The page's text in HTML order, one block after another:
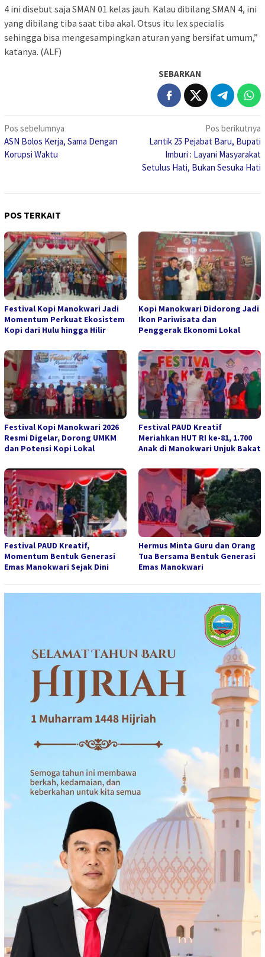
4 ini disebut saja SMAN 01 kelas jauh. Kalau dibilang SMAN 4, ini
yang dibilang tiba saat tiba akal. Otsus itu lex specialis
sehingga bisa mengesampingkan aturan yang bersifat umum,”
katanya. (ALF)
SEBARKAN
Navigasi
pos
Pos sebelumnya
ASN Bolos Kerja, Sama Dengan
Korupsi Waktu
Pos berikutnya
Lantik 25 Pejabat Baru, Bupati
Imburi : Layani Masyarakat
Setulus Hati, Bukan Sesuka Hati
POS TERKAIT
Festival Kopi Manokwari Jadi
Momentum Perkuat Ekosistem
Kopi dari Hulu hingga Hilir
Kopi Manokwari Didorong Jadi
Ikon Pariwisata dan
Penggerak Ekonomi Lokal
Festival Kopi Manokwari 2026
Resmi Digelar, Dorong UMKM
dan Potensi Kopi Lokal
Festival PAUD Kreatif
Meriahkan HUT RI ke-81, 1.700
Anak di Manokwari Unjuk Bakat
Festival PAUD Kreatif,
Momentum Bentuk Generasi
Emas Manokwari Sejak Dini
Hermus Minta Guru dan Orang
Tua Bersama Bentuk Generasi
Emas Manokwari